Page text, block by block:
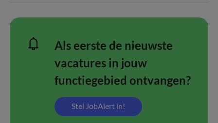
Als eerste de nieuwste
vacatures in jouw
functiegebied ontvangen?
Stel JobAlert in!